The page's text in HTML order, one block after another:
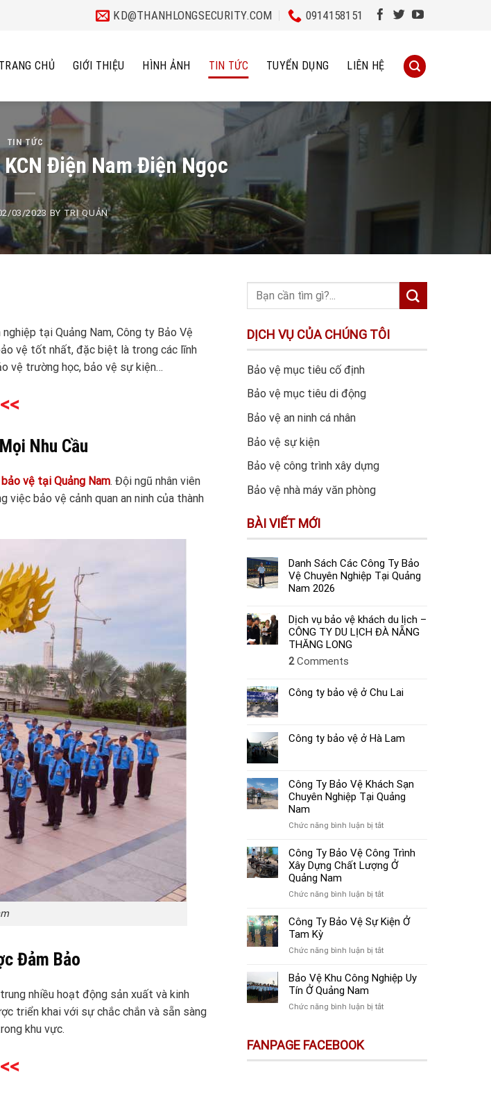
KD@THANHLONGSECURITY.COM 0914158151
TRANG CHỦ GIỚI THIỆU HÌNH ẢNH TIN TỨC TUYỂN DỤNG LIÊN HỆ
TIN TỨC
Điện Nam Điện Ngọc
03/2023 BY TRỊ QUẢN
tại Quảng Nam, Công ty Bảo Vệ
vệ tốt nhất, đặc biệt là trong các lĩnh
vệ trường học, bảo vệ sự kiện…
Nhu Cầu
vệ tại Quảng Nam. Đội ngũ nhân viên
bảo vệ cảnh quan an ninh của thành
Đảm Bảo
nhiều hoạt động sản xuất và kinh
triển khai với sự chắc chắn và sẵn sàng
khu vực.
DỊCH VỤ CỦA CHÚNG TÔI
Bảo vệ mục tiêu cố định
Bảo vệ mục tiêu di động
Bảo vệ an ninh cá nhân
Bảo vệ sự kiện
Bảo vệ công trình xây dựng
Bảo vệ nhà máy văn phòng
BÀI VIẾT MỚI
Danh Sách Các Công Ty Bảo
Vệ Chuyên Nghiệp Tại Quảng
Nam 2026
Dịch vụ bảo vệ khách du lịch –
CÔNG TY DU LỊCH ĐÀ NẴNG
THĂNG LONG
2Comments
Công ty bảo vệ ở Chu Lai
Công ty bảo vệ ở Hà Lam
Công Ty Bảo Vệ Khách Sạn
Chuyên Nghiệp Tại Quảng
Nam
Chức năng bình luận bị tắtở
Ty
Bảo
Nghiệp
Quảng
Công Ty Bảo Vệ Công Trình
Xây Dựng Chất Lượng Ở
Quảng Nam
Chức năng bình luận bị tắtở
Ty
Xây
Chất
Công Ty Bảo Vệ Sự Kiện Ở
Tam Kỳ
Chức năng bình luận bị tắtở
Ty
Kỳ
Bảo Vệ Khu Công Nghiệp Uy
Tín Ở Quảng Nam
Chức năng bình luận bị tắtở
FANPAGE FACEBOOK